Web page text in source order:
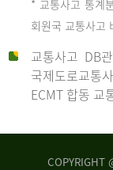
* 교통사고 통계
회원국 교통사고
교통사고 DB
국제도로교
ECMT 합동 교
COPYRIGHT